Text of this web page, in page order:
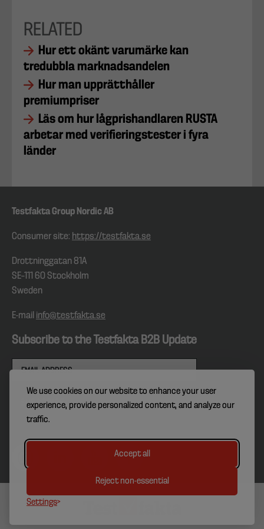
We use cookies on our website to enhance your user
experience, provide personalized content, and analyze our
traffic.
Accept all
Reject non-essential
Settings
RELATED
Hur ett okänt varumärke kan
tredubbla marknadsandelen
Hur man upprätthåller
premiumpriser
Läs om hur lågprishandlaren RUSTA
arbetar med verifieringstester i fyra
länder
Testfakta Group Nordic AB
Consumer site: https://testfakta.se
Drottninggatan 81A
SE–111 60 Stockholm
Sweden
E-mail info@testfakta.se
Subscribe to the Testfakta B2B Update